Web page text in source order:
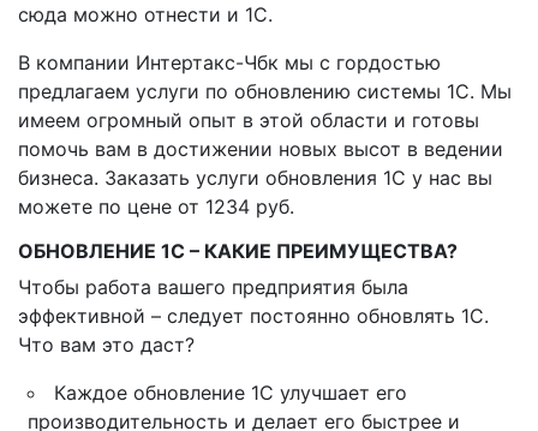
сюда можно отнести и 1С.
В компании Интертакс-Чбк мы с гордостью
предлагаем услуги по обновлению системы 1C. Мы
имеем огромный опыт в этой области и готовы
помочь вам в достижении новых высот в ведении
бизнеса. Заказать услуги обновления 1C у нас вы
можете по цене от 1234 руб.
ОБНОВЛЕНИЕ 1С – КАКИЕ ПРЕИМУЩЕСТВА?
Чтобы работа вашего предприятия была
эффективной – следует постоянно обновлять 1С.
Что вам это даст?
Каждое обновление 1С улучшает его
производительность и делает его быстрее и